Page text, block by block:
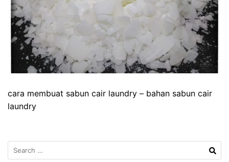
cara membuat sabun cair laundry – bahan sabun cair
laundry
Search
for: